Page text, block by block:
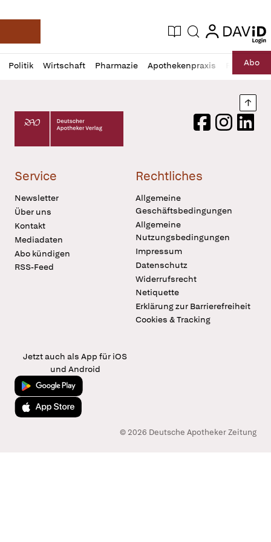
Deutsche Apotheker Zeitung
Aktuelle Ausgabe
Suche login
login
Politik Wirtschaft Pharmazie Apothekenpraxis RechtAbo
Profil
öffnen
Daz
Pur
Deutscher Apotheker Verlag Logo
FacebookInstagram
Service
Newsletter
Über uns
Kontakt
Mediadaten
Abo kündigen
RSS-Feed
Rechtliches
Allgemeine
Geschäftsbedingungen
Allgemeine
Nutzungsbedingungen
Impressum
Datenschutz
Widerrufsrecht
Netiquette
Erklärung zur Barrierefreiheit
Cookies & Tracking
Jetzt auch als App für iOS
und Android
Jetzt bei Google Play
Laden im App Store
© 2026 Deutsche Apotheker Zeitung